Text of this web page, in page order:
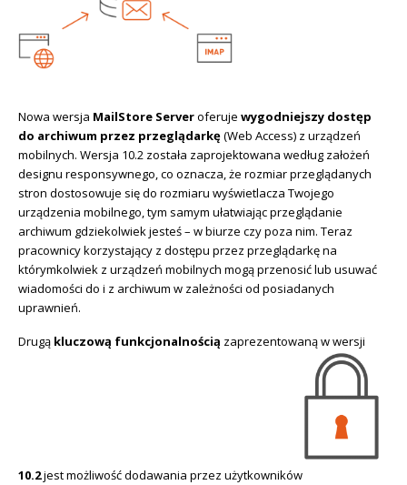
Nowa wersja MailStore Serveroferuje wygodniejszy dostęp
do archiwum przez przeglądarkę(Web Access) z urządzeń
mobilnych. Wersja 10.2 została zaprojektowana według założeń
designu responsywnego, co oznacza, że rozmiar przeglądanych
stron dostosowuje się do rozmiaru wyświetlacza Twojego
urządzenia mobilnego, tym samym ułatwiając przeglądanie
archiwum gdziekolwiek jesteś – w biurze czy poza nim. Teraz
pracownicy korzystający z dostępu przez przeglądarkę na
którymkolwiek z urządzeń mobilnych mogą przenosić lub usuwać
wiadomości do i z archiwum w zależności od posiadanych
uprawnień.
Drugą kluczową funkcjonalnością zaprezentowaną w wersji
10.2jest możliwość dodawania przez użytkowników